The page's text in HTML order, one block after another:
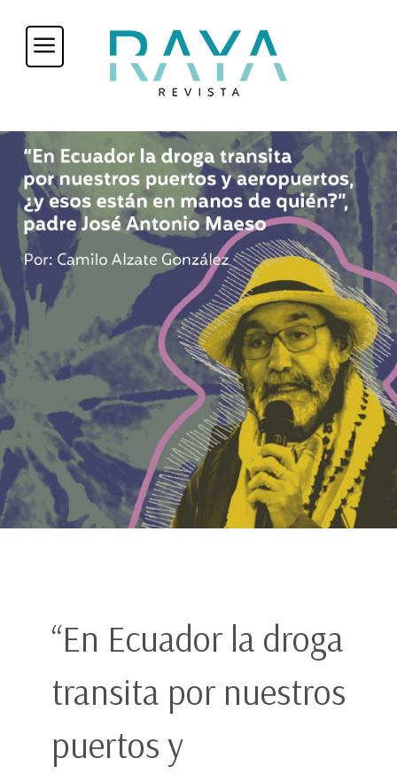
“En Ecuador la droga
transita por nuestros
puertos y